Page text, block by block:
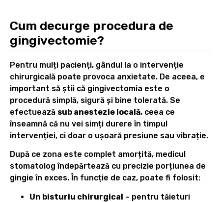
Cum decurge procedura de
gingivectomie?
Pentru mulți pacienți, gândul la o intervenție
chirurgicală poate provoca anxietate. De aceea, e
important să știi că gingivectomia este o
procedură simplă, sigură și bine tolerată. Se
efectuează sub anestezie locală, ceea ce
înseamnă că nu vei simți durere în timpul
intervenției, ci doar o ușoară presiune sau vibrație.
După ce zona este complet amorțită, medicul
stomatolog îndepărtează cu precizie porțiunea de
gingie în exces. În funcție de caz, poate fi folosit:
Un bisturiu chirurgical – pentru tăieturi